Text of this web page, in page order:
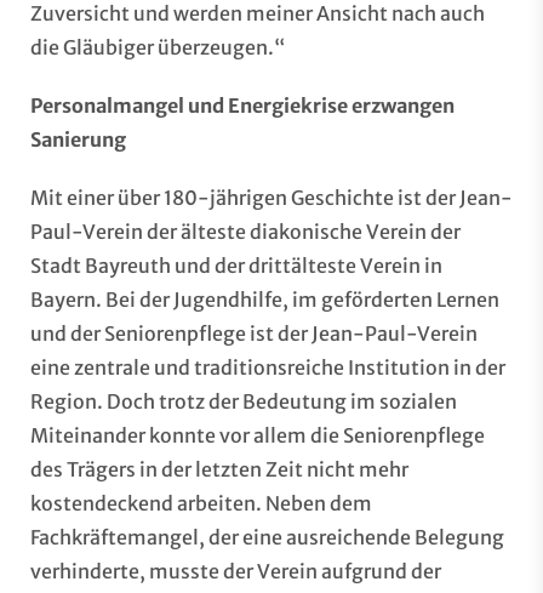
Zuversicht und werden meiner Ansicht nach auch
die Gläubiger überzeugen.“
Personalmangel und Energiekrise erzwangen
Sanierung
Mit einer über 180-jährigen Geschichte ist der Jean-
Paul-Verein der älteste diakonische Verein der
Stadt Bayreuth und der drittälteste Verein in
Bayern. Bei der Jugendhilfe, im geförderten Lernen
und der Seniorenpflege ist der Jean-Paul-Verein
eine zentrale und traditionsreiche Institution in der
Region. Doch trotz der Bedeutung im sozialen
Miteinander konnte vor allem die Seniorenpflege
des Trägers in der letzten Zeit nicht mehr
kostendeckend arbeiten. Neben dem
Fachkräftemangel, der eine ausreichende Belegung
verhinderte, musste der Verein aufgrund der